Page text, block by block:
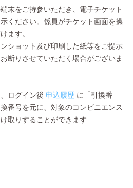
末をご持参いただき、電子チケット
ください。係員がチケット画面を操
ます。
ショット及び印刷した紙等をご提示
断りさせていただく場合がございま
ログイン後 申込履歴 に「引換番
番号を元に、対象のコンビニエンス
取りすることができます